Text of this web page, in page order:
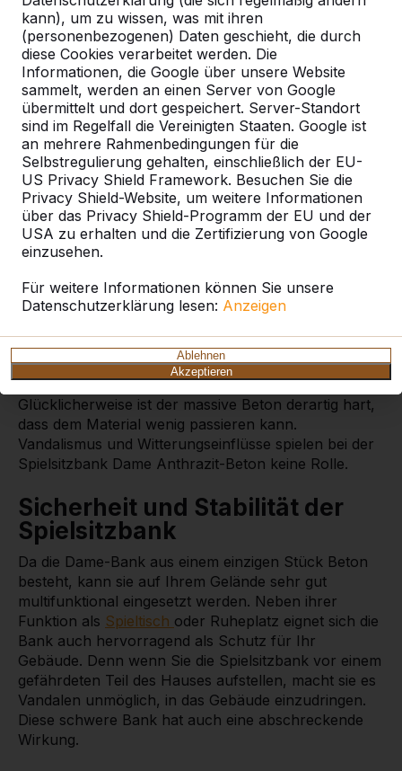
kann), um zu wissen, was mit ihren
(personenbezogenen) Daten geschieht, die durch
diese Cookies verarbeitet werden. Die
Informationen, die Google über unsere Website
sammelt, werden an einen Server von Google
übermittelt und dort gespeichert. Server-Standort
sind im Regelfall die Vereinigten Staaten. Google ist
an mehrere Rahmenbedingungen für die
Selbstregulierung gehalten, einschließlich der EU-
US Privacy Shield Framework. Besuchen Sie die
Privacy Shield-Website, um weitere Informationen
über das Privacy Shield-Programm der EU und der
USA zu erhalten und die Zertifizierung von Google
einzusehen.
Für weitere Informationen können Sie unsere
Datenschutzerklärung lesen: Anzeigen
Ablehnen
Akzeptieren
Deutschland.
Innerhalb von 4 Arbeitswochen geliefert.
Wie funktioniert die Lieferung?Video ansehen
Spielsitzbank Dame
Anthrazit-Beton
Dame zu spielen war noch nie so schön wie heute.
Diese attraktive Spielsitzbank Dame wird aus einem
einzigen Stück anthrazitfarbenen Beton gefertigt, in
jeder Seite des Damespiels können zwei Personen
Platz nehmen und gegeneinander antreten. Die Bank
auch ihrer Farbe. Der Beton ist durchgehend
anthrazit eingefärbt, so dass es kaum auffällt, wenn
die Bank einmal wider Erwarten beschädigt wird.
Glücklicherweise ist der massive Beton derartig hart,
dass dem Material wenig passieren kann.
Vandalismus und Witterungseinflüsse spielen bei der
Spielsitzbank Dame Anthrazit-Beton keine Rolle.
Sicherheit und Stabilität der
Spielsitzbank
Da die Dame-Bank aus einem einzigen Stück Beton
besteht, kann sie auf Ihrem Gelände sehr gut
multifunktional eingesetzt werden. Neben ihrer
Funktion als Spieltisch oder Ruheplatz eignet sich die
Bank auch hervorragend als Schutz für Ihr
Gebäude. Denn wenn Sie die Spielsitzbank vor einem
gefährdeten Teil des Hauses aufstellen, macht sie es
Vandalen unmöglich, in das Gebäude einzudringen.
Diese schwere Bank hat auch eine abschreckende
Wirkung.